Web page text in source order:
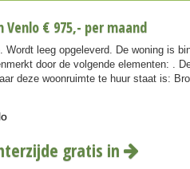
€ 975,- per maand
Wordt leeg opgeleverd. De woning is
door de volgende elementen: .
deze woonruimte te huur staat is:
gratis in